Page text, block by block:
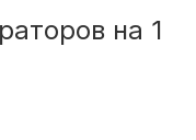
на 1